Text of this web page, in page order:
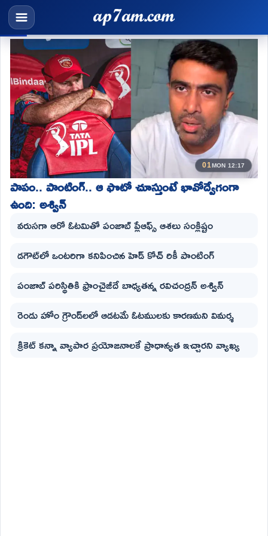
01MON 12:17
పాపం.. పాంటింగ్‌.. ఆ ఫొటో చూస్తుంటే భావోద్వేగంగా
ఉంది: అశ్విన్
వరుసగా ఆరో ఓటమితో పంజాబ్ ప్లేఆఫ్స్ ఆశలు సంక్లిష్టం
డగౌట్‌లో ఒంటరిగా కనిపించిన హెడ్ కోచ్ రికీ పాంటింగ్
పంజాబ్ పరిస్థితికి ఫ్రాంచైజీదే బాధ్యతన్న రవిచంద్రన్ అశ్విన్
రెండు హోం గ్రౌండ్‌లలో ఆడటమే ఓటములకు కారణమని విమర్శ
క్రికెట్ కన్నా వ్యాపార ప్రయోజనాలకే ప్రాధాన్యత ఇచ్చారని వ్యాఖ్య